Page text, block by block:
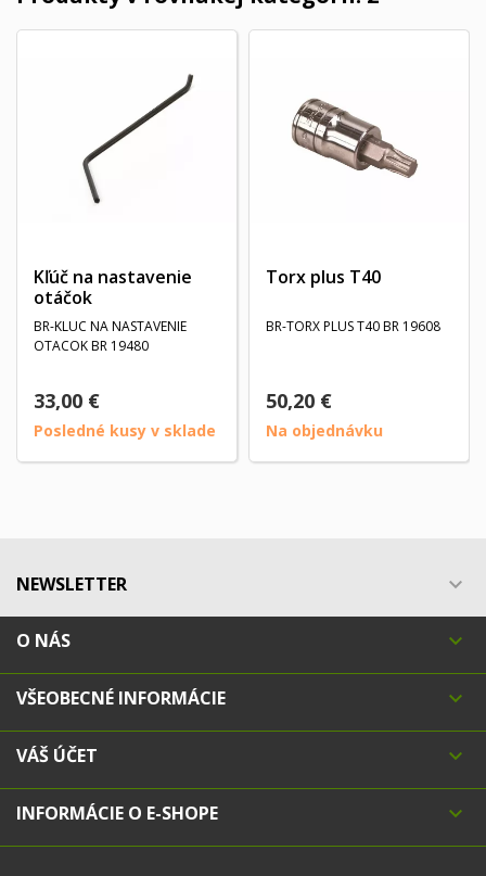
Kľúč na nastavenie
otáčok
BR-KLUC NA NASTAVENIE
OTACOK BR 19480
33,00 €
Posledné kusy v sklade
Torx plus T40
BR-TORX PLUS T40 BR 19608
50,20 €
Na objednávku
NEWSLETTER 
O NÁS 
VŠEOBECNÉ INFORMÁCIE 
VÁŠ ÚČET 
INFORMÁCIE O E-SHOPE 